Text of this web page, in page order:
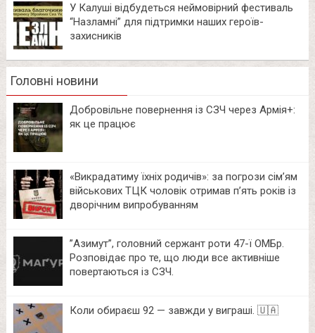
У Калуші відбудеться неймовірний фестиваль
“Назламні” для підтримки наших героїв-
захисників
Головні новини
Добровільне повернення із СЗЧ через Армія+:
як це працює
«Викрадатиму їхніх родичів»: за погрози сім’ям
військових ТЦК чоловік отримав п’ять років із
дворічним випробуванням
⁨”Азимут”, головний сержант роти 47-ї ОМБр.
Розповідає про те, що люди все активніше
повертаються із СЗЧ.
Коли обираєш 92 — завжди у виграші. 🇺🇦